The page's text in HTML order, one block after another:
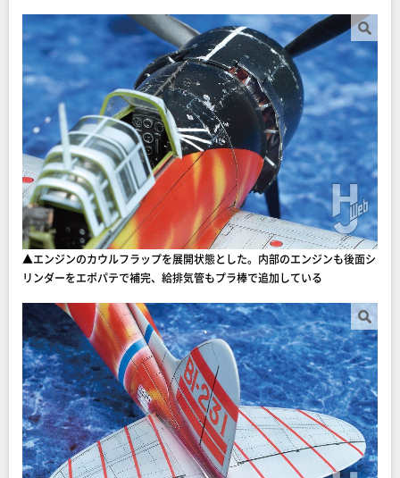
▲エンジンのカウルフラップを展開状態とした。内部のエンジンも後面シ
リンダーをエポパテで補完、給排気管もプラ棒で追加している